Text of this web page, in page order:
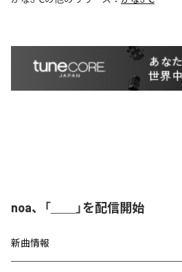
noa、「＿＿」を配信開始
新曲情報